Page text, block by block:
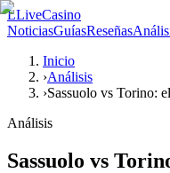
LLiveCasino
NoticiasGuíasReseñas
Inicio
›Análisis
›Sassuolo vs Torino:
Análisis
Sassuolo vs